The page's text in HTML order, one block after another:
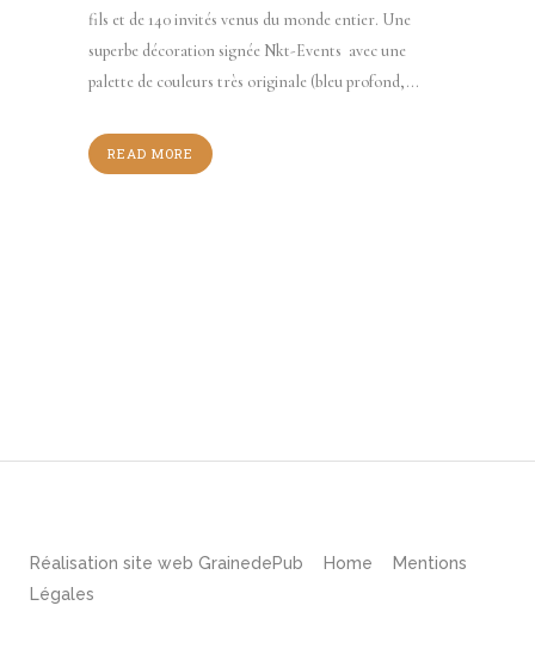
fils et de 140 invités venus du monde entier. Une
superbe décoration signée Nkt-Events avec une
palette de couleurs très originale (bleu profond,...
READ MORE
Réalisation site web GrainedePub Home
Mentions
Légales